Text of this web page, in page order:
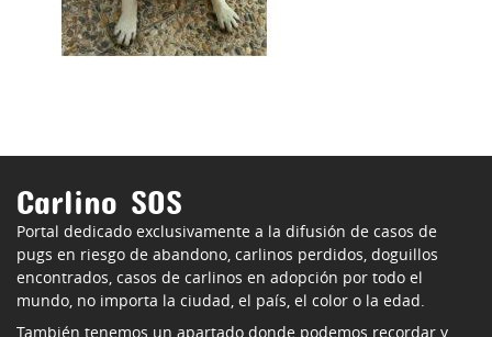
Carlino SOS
Portal dedicado exclusivamente a la difusión de casos de
pugs en riesgo de abandono, carlinos perdidos, doguillos
encontrados, casos de carlinos en adopción por todo el
mundo, no importa la ciudad, el país, el color o la edad.
También tenemos un apartado donde podemos recordar y